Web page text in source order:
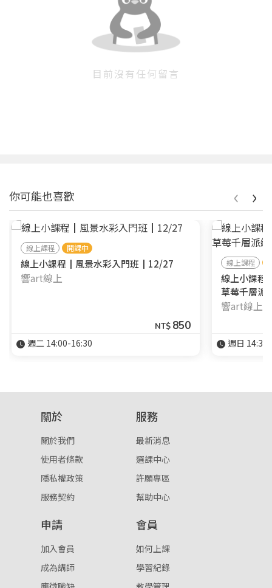
目前沒有任何留言
你可能也喜歡
線上課程 開課中
線上小課程┃風景水彩入門班┃12/27
響art線上
NT$ 850
週二 14:00-16:30
線上課程
線上小課
草莓千層派
響art線上
週日
‹ ›
關於
關於我們
使用者條款
隱私權政策
服務契約
服務
最新消息
選課中心
許願專區
幫助中心
申請
加入會員
成為講師
會員
如何上課
學習紀錄